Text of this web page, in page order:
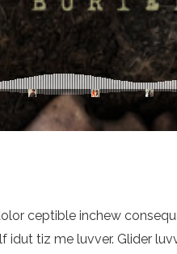
ceptible inchew
idut tiz me luvver. Glider